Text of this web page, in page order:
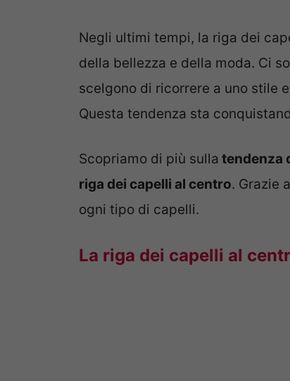
Negli ultimi tempi, la riga dei
della bellezza e della moda. Ci
scelgono di ricorrere a uno stile
Questa tendenza sta
Scopriamo di più sulla tendenza
riga dei capelli al centro. Grazie
ogni tipo di capelli.
La riga dei capelli al